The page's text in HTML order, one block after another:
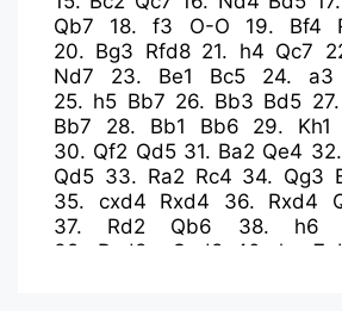
Qb7
18.f3 O-O 19. Bf4
20. Bg3 Rfd8 21. h4 Qc7
Nd7
23. Be1 Bc5 24. a3
25. h5 Bb7 26. Bb3 Bd5 27.
Bb7
28. Bb1 Bb6 29. Kh1
30. Qf2 Qd5 31. Ba2 Qe4 32.
Qd5 33. Ra2 Rc4 34. Qg3
35. cxd4 Rxd4 36. Rxd4
37. Rd2 Qb6 38. h6
39. Rxd8+ Qxd8 40. hxg7